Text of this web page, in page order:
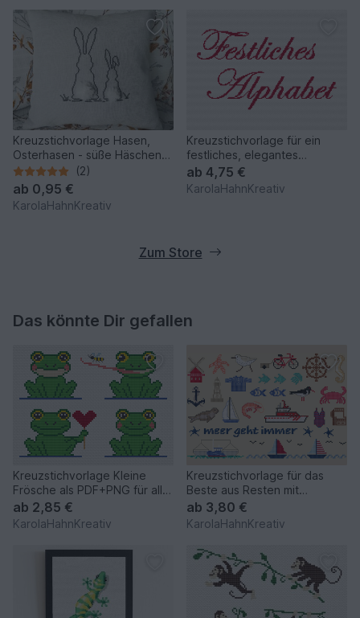
Kreuzstichvorlage Hasen,
Osterhasen - süße Häschen
für frühlingshafte Deko
(2)
ab 0,95 €
KarolaHahnKreativ
Kreuzstichvorlage für ein
festliches, elegantes
Alphabet als PDF Download
ab 4,75 €
KarolaHahnKreativ
Zum Store
Das könnte Dir gefallen
Kreuzstichvorlage Kleine
Frösche als PDF+PNG für alle,
die Frösche mögen
ab 2,85 €
KarolaHahnKreativ
Kreuzstichvorlage für das
Beste aus Resten mit
maritimen Stickmotiven, PDF
ab 3,80 €
KarolaHahnKreativ